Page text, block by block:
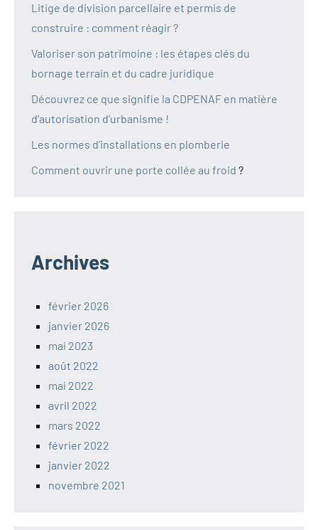
Litige de division parcellaire et permis de
construire : comment réagir ?
Valoriser son patrimoine : les étapes clés du
bornage terrain et du cadre juridique
Découvrez ce que signifie la CDPENAF en matière
d’autorisation d’urbanisme !
Les normes d’installations en plomberie
Comment ouvrir une porte collée au froid ?
Archives
février 2026
janvier 2026
mai 2023
août 2022
mai 2022
avril 2022
mars 2022
février 2022
janvier 2022
novembre 2021